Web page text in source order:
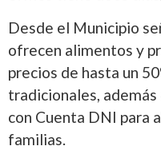
Desde el Municipio
ofrecen alimentos y
precios de hasta un
tradicionales,
con Cuenta DNI para
familias.